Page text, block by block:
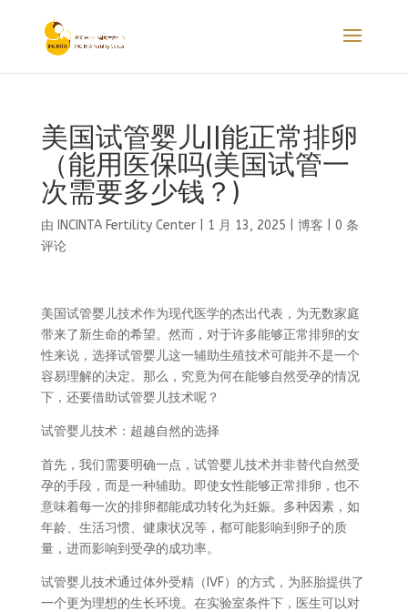
美国试管婴儿||能正常排卵
（能用医保吗(美国试管一
次需要多少钱？)
由 INCINTA Fertility Center| 1 月 13, 2025 博客
0 条
评论
美国试管婴儿技术作为现代医学的杰出代表，为无数家庭
带来了新生命的希望。然而，对于许多能够正常排卵的女
性来说，选择试管婴儿这一辅助生殖技术可能并不是一个
容易理解的决定。那么，究竟为何在能够自然受孕的情况
下，还要借助试管婴儿技术呢？
试管婴儿技术：超越自然的选择
首先，我们需要明确一点，试管婴儿技术并非替代自然受
孕的手段，而是一种辅助。即使女性能够正常排卵，也不
意味着每一次的排卵都能成功转化为妊娠。多种因素，如
年龄、生活习惯、健康状况等，都可能影响到卵子的质
量，进而影响到受孕的成功率。
试管婴儿技术通过体外受精（IVF）的方式，为胚胎提供了
一个更为理想的生长环境。在实验室条件下，医生可以对